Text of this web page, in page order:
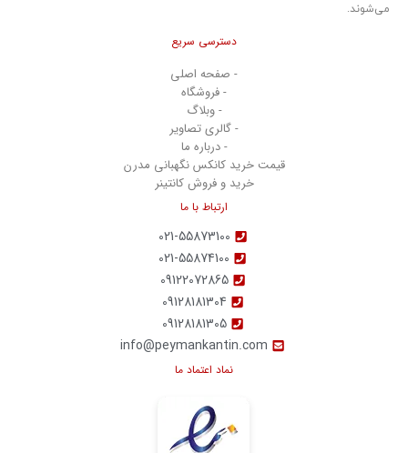
می‌شوند.
دسترسی سریع
- صفحه اصلی
- فروشگاه
- وبلاگ
- گالری تصاویر
- درباره ما
قیمت خرید کانکس نگهبانی مدرن
خرید و فروش کانتینر
ارتباط با ما
021-55873100
021-55874100
09122072865
09128181304
09128181305
info@peymankantin.com
نماد اعتماد ما